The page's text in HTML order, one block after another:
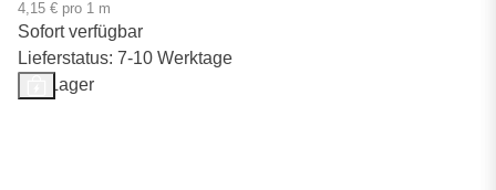
4,15 € pro 1 m
Sofort verfügbar
Lieferstatus: 7-10 Werktage
Auf Lager